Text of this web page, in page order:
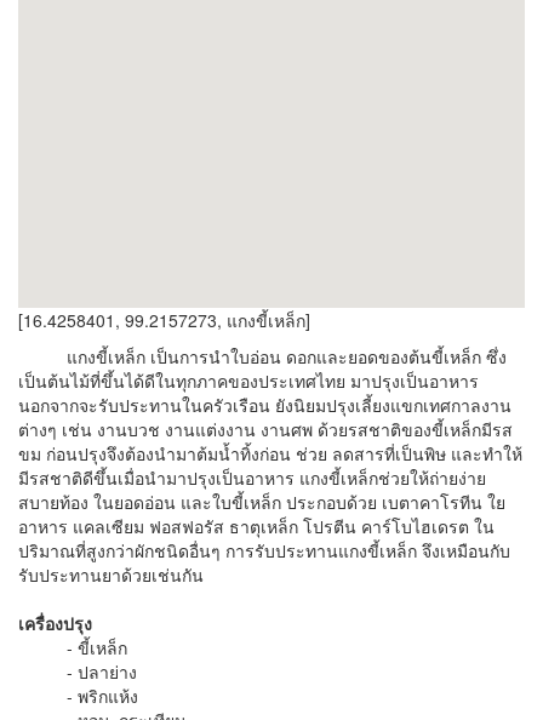
[16.4258401, 99.2157273, แกงขี้เหล็ก]
แกงขี้เหล็ก เป็นการนำใบอ่อน ดอกและยอดของต้นขี้เหล็ก ซึ่ง
เป็นต้นไม้ที่ขึ้นได้ดีในทุกภาคของประเทศไทย มาปรุงเป็นอาหาร
นอกจากจะรับประทานในครัวเรือน ยังนิยมปรุงเลี้ยงแขกเทศกาลงาน
ต่างๆ เช่น งานบวช งานแต่งงาน งานศพ ด้วยรสชาติของขี้เหล็กมีรส
ขม ก่อนปรุงจึงต้องนำมาต้มน้ำทิ้งก่อน ช่วย ลดสารที่เป็นพิษ และทำให้
มีรสชาติดีขึ้นเมื่อนำมาปรุงเป็นอาหาร แกงขี้เหล็กช่วยให้ถ่ายง่าย
สบายท้อง ในยอดอ่อน และใบขี้เหล็ก ประกอบด้วย เบตาคาโรทีน ใย
อาหาร แคลเซียม ฟอสฟอรัส ธาตุเหล็ก โปรตีน คาร์โบไฮเดรต ใน
ปริมาณที่สูงกว่าผักชนิดอื่นๆ การรับประทานแกงขี้เหล็ก จึงเหมือนกับ
รับประทานยาด้วยเช่นกัน
เครื่องปรุง
- ขี้เหล็ก
- ปลาย่าง
- พริกแห้ง